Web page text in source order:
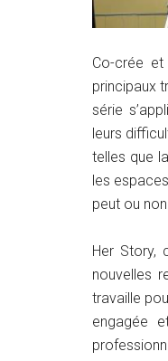
Co-crée
principaux
série
leurs
telles que
les
peut ou
Her Story,
nouvelles
travaille
engagée